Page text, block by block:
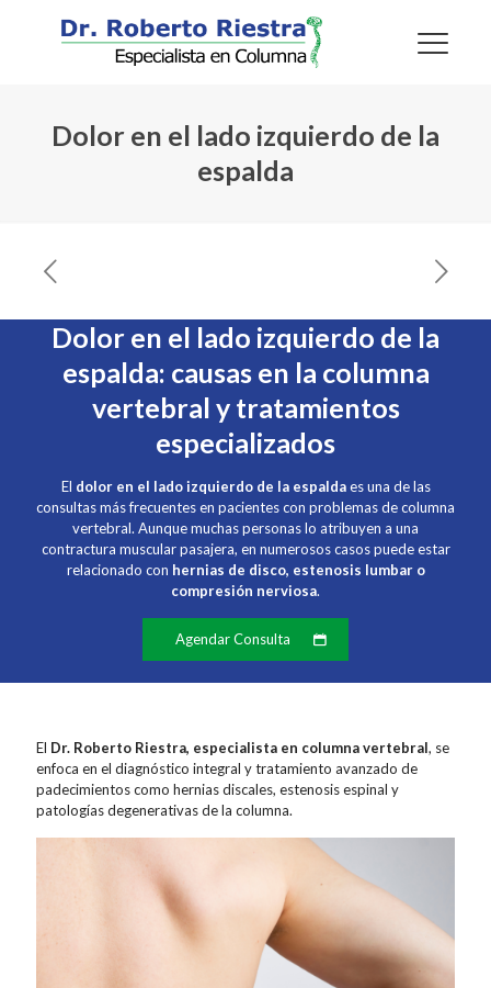
Dolor en el lado izquierdo de la
espalda
Dolor en el lado izquierdo de la
espalda: causas en la columna
vertebral y tratamientos
especializados
El dolor en el lado izquierdo de la espaldaes una de las
consultas más frecuentes en pacientes con problemas de columna
vertebral. Aunque muchas personas lo atribuyen a una
contractura muscular pasajera, en numerosos casos puede estar
relacionado con hernias de disco, estenosis lumbar o
compresión nerviosa.
Agendar Consulta
El Dr. Roberto Riestra, especialista en columna vertebral, se
enfoca en el diagnóstico integral y tratamiento avanzado de
padecimientos como hernias discales, estenosis espinal y
patologías degenerativas de la columna.